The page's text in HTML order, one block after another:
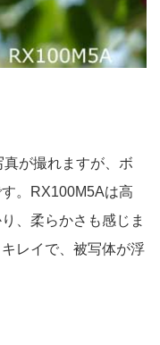
が撮れますが、ボ
。RX100M5Aは高
、柔らかさも感じま
レイで、被写体が浮